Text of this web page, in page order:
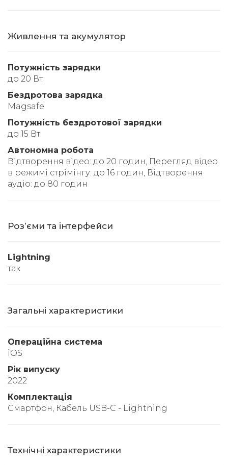
Живлення та акумулятор
Потужність зарядки
до 20 Вт
Бездротова зарядка
Magsafe
Потужність бездротової зарядки
до 15 Вт
Автономна робота
Відтворення відео: до 20 годин, Перегляд відео
в режимі стрімінгу: до 16 годин, Відтворення
аудіо: до 80 годин
Розʼєми та інтерфейси
Lightning
так
Загальні характеристики
Операційна система
iOS
Рік випуску
2022
Комплектація
Смартфон, Кабель USB-C - Lightning
Технічні характеристики